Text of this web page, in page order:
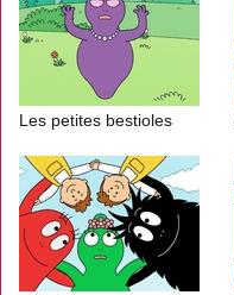
Les petites bestioles